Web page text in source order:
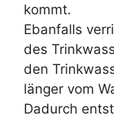
kommt.
Ebanfalls
des
den
länger vom
Dadurch